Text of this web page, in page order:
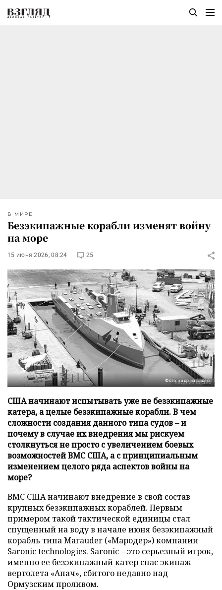
В МИРЕ
Безэкипажные корабли изменят войну
на море
15 июня 2026, 08:24 25
Фото: кадр из видео
США начинают испытывать уже не безэкипажные
катера, а целые безэкипажные корабли. В чем
сложности создания данного типа судов – и
почему в случае их внедрения мы рискуем
столкнуться не просто с увеличением боевых
возможностей ВМС США, а с принципиальным
изменением целого ряда аспектов войны на
море?
ВМС США начинают внедрение в свой состав
крупных безэкипажных кораблей. Первым
примером такой тактической единицы стал
спущенный на воду в начале июня безэкипажный
корабль типа Marauder («Мародер») компании
Saronic technologies. Saronic – это серьезный игрок,
именно ее безэкипажный катер спас экипаж
вертолета «Апач», сбитого недавно над
Ормузским проливом.